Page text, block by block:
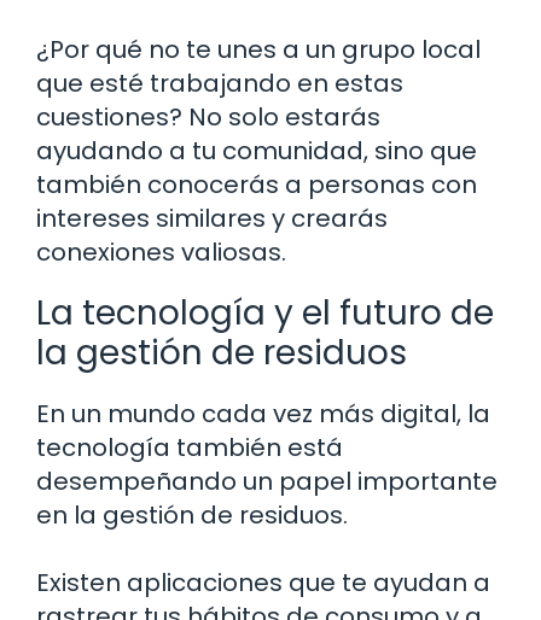
¿Por qué no te unes a un grupo local
que esté trabajando en estas
cuestiones? No solo estarás
ayudando a tu comunidad, sino que
también conocerás a personas con
intereses similares y crearás
conexiones valiosas.
La tecnología y el futuro de
la gestión de residuos
En un mundo cada vez más digital, la
tecnología también está
desempeñando un papel importante
en la gestión de residuos.
Existen aplicaciones que te ayudan a